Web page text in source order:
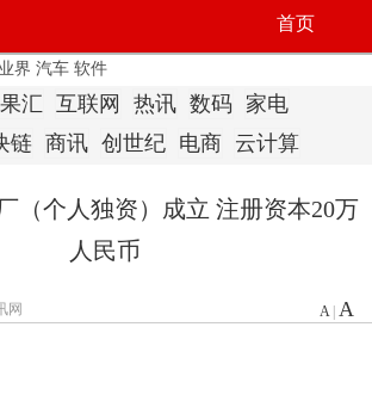
首页
业界 汽车 软件
汇 互联网 热讯 数码
家电
链 商讯 创世纪 电商 云计算
（个人独资）成立 注册资本20万
人民币
网 A| A